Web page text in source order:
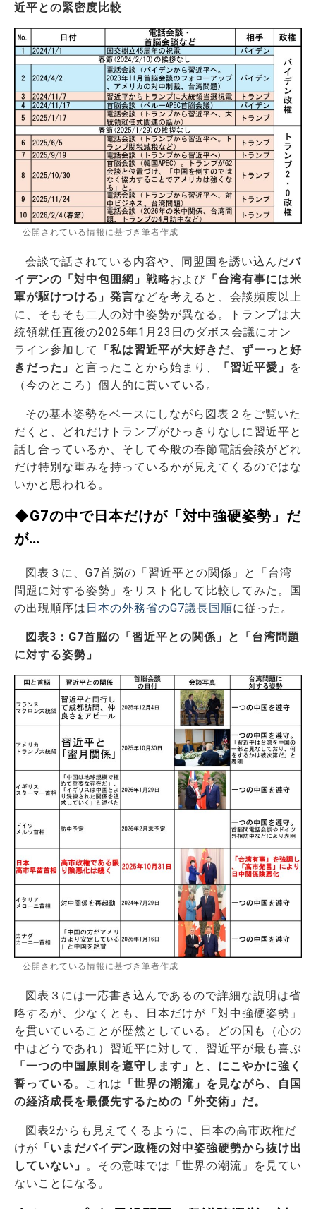
近平との緊密度比較
公開されている情報に基づき筆者作成
会談で話されている内容や、同盟国を誘い込んだバ
イデンの「対中包囲網」戦略および 「台湾有事には米
軍が駆けつける」発言などを考えると、会談頻度以上
に、そもそも二人の対中姿勢が異なる。トランプは大
統領就任直後の2025年1月23日のダボス会議にオン
ライン参加して
「私は習近平が大好きだ、ずーっと好
きだった」
と言ったことから始まり、 「習近平愛」
を
（今のところ）個人的に貫いている。
その基本姿勢をベースにしながら図表２をご覧いた
だくと、どれだけトランプがひっきりなしに習近平と
話し合っているか、そして今般の春節電話会談がどれ
だけ特別な重みを持っているかが見えてくるのではな
いかと思われる。
◆G7の中で日本だけが「対中強硬姿勢」だ
が…
図表３に、G7首脳の「習近平との関係」と「台湾
問題に対する姿勢」をリスト化して比較してみた。国
の出現順序は 日本の外務省のG7議長国順に従った。
図表3：G7首脳の「習近平との関係」と「台湾問題
に対する姿勢」
公開されている情報に基づき筆者作成
図表３には一応書き込んであるので詳細な説明は省
略するが、少なくとも、日本だけが「対中強硬姿勢」
を貫いていることが歴然としている。どの国も（心の
中はどうであれ）習近平に対して、習近平が最も喜ぶ
「一つの中国原則を遵守します」と、にこやかに強く
誓っている 。これは 「世界の潮流」を見ながら、自国
の経済成長を最優先するための「外交術」だ。
図表2からも見えてくるように、日本の高市政権だ
けが 「いまだバイデン政権の対中姿強硬勢から抜け出
していない」
。その意味では「世界の潮流」を見てい
ないことになる。